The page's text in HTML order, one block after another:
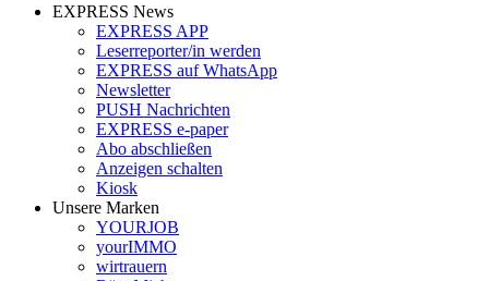
EXPRESS News
EXPRESS APP
Leserreporter/in werden
EXPRESS auf WhatsApp
Newsletter
PUSH Nachrichten
EXPRESS e-paper
Abo abschließen
Anzeigen schalten
Kiosk
Unsere Marken
YOURJOB
yourIMMO
wirtrauern